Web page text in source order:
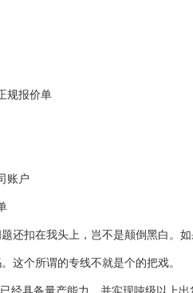
规报价单
账户
扣在我头上，岂不是颠倒黑白。如
这个所谓的专线不就是个的把戏